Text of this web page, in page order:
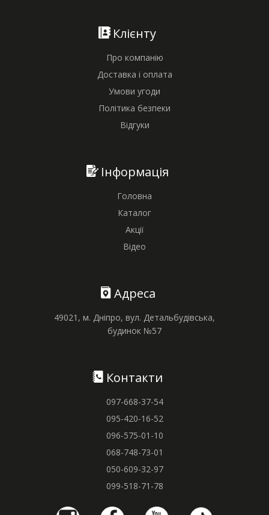
Клієнту
Про компанію
Доставка і оплата
Умови угоди
Політика безпеки
Відгуки
Інформація
Головна
Каталог
Акції
Відео
Адреса
49021, м. Дніпро, вул. Детальбудівська,
будинок №57
Контакти
097-668-37-54
095-420-16-52
096-575-01-10
068-748-73-01
050-609-32-97
099-518-71-78